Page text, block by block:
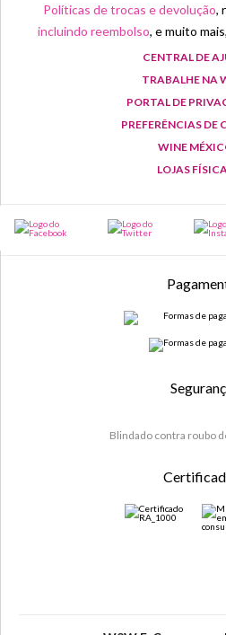
Políticas de trocas e devolução,
incluindo reembolso, e muito
CENTRAL DE
TRABALHE NA
PORTAL DE
PREFERÊNCIAS DE
WINE
LOJAS
Blindado contra roubo